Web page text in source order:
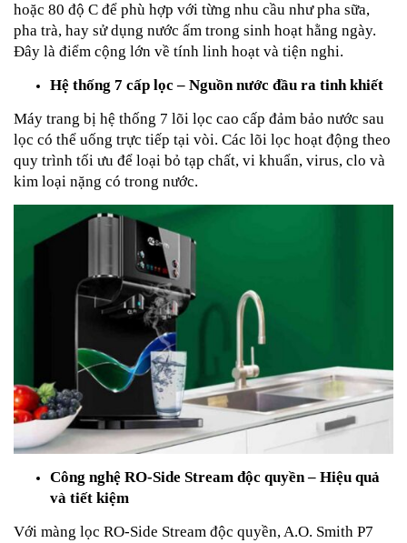
hoặc 80 độ C để phù hợp với từng nhu cầu như pha sữa,
pha trà, hay sử dụng nước ấm trong sinh hoạt hằng ngày.
Đây là điểm cộng lớn về tính linh hoạt và tiện nghi.
Hệ thống 7 cấp lọc – Nguồn nước đầu ra tinh khiết
Máy trang bị hệ thống 7 lõi lọc cao cấp đảm bảo nước sau
lọc có thể uống trực tiếp tại vòi. Các lõi lọc hoạt động theo
quy trình tối ưu để loại bỏ tạp chất, vi khuẩn, virus, clo và
kim loại nặng có trong nước.
Công nghệ RO-Side Stream độc quyền – Hiệu quả
và tiết kiệm
Với màng lọc RO-Side Stream độc quyền, A.O. Smith P7